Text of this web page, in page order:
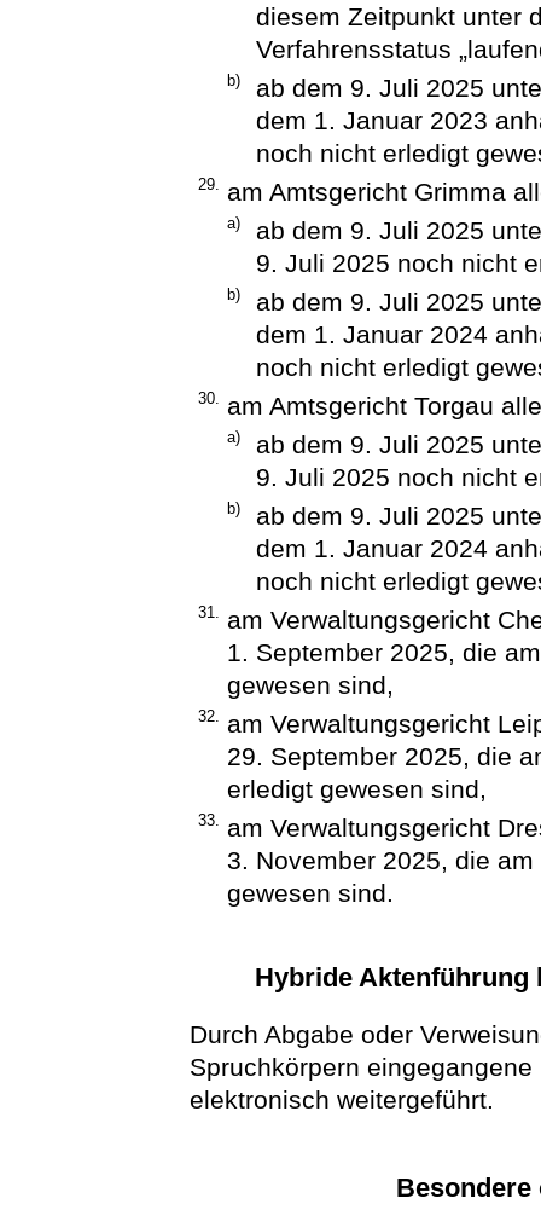
diesem Zeitpunkt unter
Verfahrensstatus
b)
ab dem 9. Juli 2025
dem 1. Januar 2023
noch nicht erledigt
29. am Amtsgericht Grimma
a)
ab dem 9. Juli 2025
9. Juli 2025 noch nicht
b)
ab dem 9. Juli 2025
dem 1. Januar 2024
noch nicht erledigt
30. am Amtsgericht Torgau
a)
ab dem 9. Juli 2025
9. Juli 2025 noch nicht
b)
ab dem 9. Juli 2025
dem 1. Januar 2024
noch nicht erledigt
31. am Verwaltungsgericht
1. September 2025, die
gewesen sind,
32. am Verwaltungsgericht
29. September 2025, die
erledigt gewesen sind,
33. am Verwaltungsgericht
3. November 2025, die
gewesen sind.
Hybride Aktenführung
Durch Abgabe oder
Spruchkörpern
elektronisch weitergeführt.
Besondere